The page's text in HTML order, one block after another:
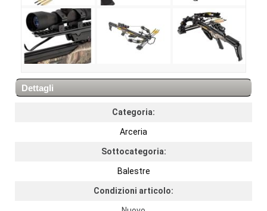
Dettagli
Categoria:
Arceria
Sottocategoria:
Balestre
Condizioni articolo: